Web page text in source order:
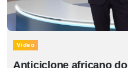
Video
Anticiclone africano